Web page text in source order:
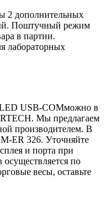
2 дополнительных
Поштучный режим
в партии.
лабораторных
USB-COMможно в
Мы предлагаем
производителем. В
ER 326. Уточняйте
и порта при
осуществляется по
весы, оставьте